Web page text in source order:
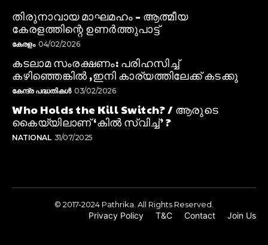
തിരുനാവായ മാഘമഹം – ആത്മീയ
കേരളത്തിന്റെ ഉണർത്തുപാട്ട്
കേരളം 04/02/2026
കടലാമ സംരക്ഷണം: പരിഹസിച്ച്
കഴിഞ്ഞെങ്കിൽ ,ഇനി കാര്യത്തിലേക്ക് കടക്കു
കേന്ദ്ര പദ്ധതികൾ 03/02/2026
Who Holds the Kill Switch? / ആരുടെ
കൈയ്യിലാണ് ‘കിൽ സ്വിച്ച്’ ?
NATIONAL 31/07/2025
© 2017-2024 Pathrika. All Rights Reserved.
Privacy Policy T&C Contact Join Us